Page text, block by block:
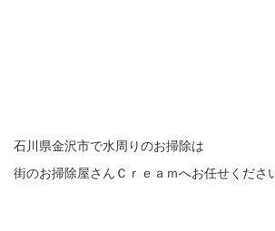
石川県金沢市で水周りのお掃除は
街のお掃除屋さんＣｒｅａｍへお任せくださ